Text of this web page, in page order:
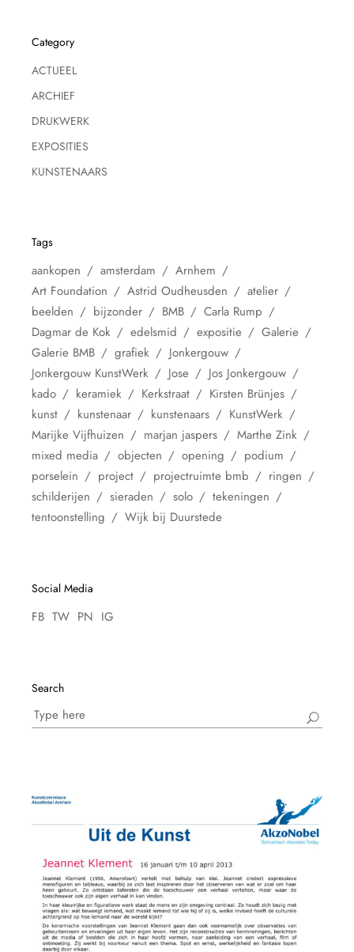
Category
ACTUEEL
ARCHIEF
DRUKWERK
EXPOSITIES
KUNSTENAARS
Tags
aankopen amsterdam
Arnhem
Art Foundation
Astrid Oudheusden
atelier
beelden
bijzonder BMB
Carla Rump
Dagmar de Kok
edelsmid expositie
Galerie
Galerie BMB
grafiek
Jonkergouw
Jonkergouw KunstWerk
Jose
Jos Jonkergouw
kado
keramiek Kerkstraat
Kirsten Brünjes
kunst
kunstenaar kunstenaars
KunstWerk
Marijke Vijfhuizen
marjan jaspers
Marthe Zink
mixed media
objecten opening
podium
porselein
project projectruimte bmb
ringen
schilderijen
sieraden solo
tekeningen
tentoonstelling
Wijk bij Duurstede
Social Media
FB TW PN IG
Search
Search
for: